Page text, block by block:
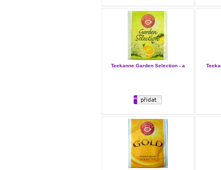
Teekanne Garden Selection - a